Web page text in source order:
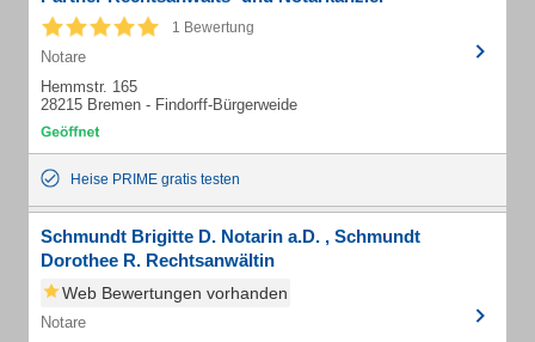
1 Bewertung
Notare
Hemmstr. 165
28215 Bremen - Findorff-Bürgerweide
Heise PRIME gratis testen
Schmundt Brigitte D. Notarin a.D. , Schmundt
Dorothee R. Rechtsanwältin
Web Bewertungen vorhanden
Notare